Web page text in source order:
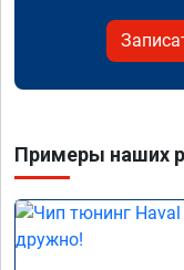
Примеры наших